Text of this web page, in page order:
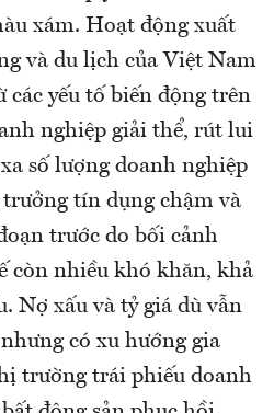
xám. Hoạt động xuất
và du lịch của Việt Nam
các yếu tố biến động trên
nghiệp giải thể, rút lui
số lượng doanh nghiệp
tín dụng chậm và
trước do bối cảnh
còn nhiều khó khăn, khả
Nợ xấu và tỷ giá dù vẫn
có xu hướng gia
trường trái phiếu doanh